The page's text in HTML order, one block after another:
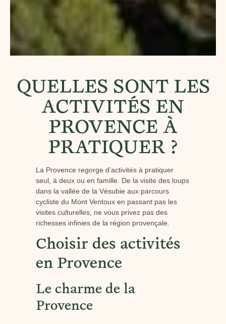
QUELLES SONT LES
ACTIVITÉS EN
PROVENCE À
PRATIQUER ?
La Provence regorge d’activités à pratiquer
seul, à deux ou en famille. De la visite des loups
dans la vallée de la Vésubie aux parcours
cycliste du Mont Ventoux en passant pas les
visites culturelles, ne vous privez pas des
richesses infinies de la région provençale.
Choisir des activités
en Provence
Le charme de la
Provence